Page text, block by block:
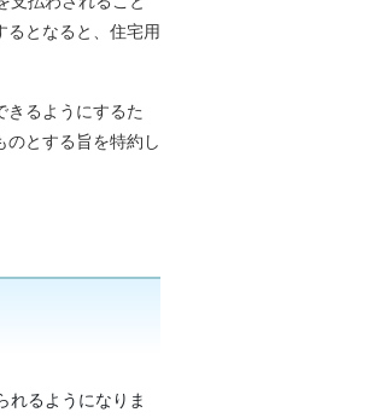
るとなると、住宅用
きるようにするた
のとする旨を特約し
れるようになりま